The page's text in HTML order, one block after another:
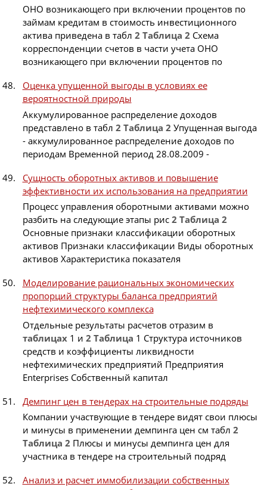
ОНО возникающего при включении процентов по
займам кредитам в стоимость инвестиционного
актива приведена в табл 2 Таблица 2 Схема
корреспонденции счетов в части учета ОНО
возникающего при включении процентов по
Оценка упущенной выгоды в условиях ее
вероятностной природы
Аккумулированное распределение доходов
представлено в табл 2 Таблица 2 Упущенная выгода
- аккумулированное распределение доходов по
периодам Временной период 28.08.2009 -
Сущность оборотных активов и повышение
эффективности их использования на предприятии
Процесс управления оборотными активами можно
разбить на следующие этапы рис 2 Таблица 2
Основные признаки классификации оборотных
активов Признаки классификации Виды оборотных
активов Характеристика показателя
Моделирование рациональных экономических
пропорций структуры баланса предприятий
нефтехимического комплекса
Отдельные результаты расчетов отразим в
таблицах1 и 2 Таблица 1 Структура источников
средств и коэффициенты ликвидности
нефтехимических предприятий Предприятия
Enterprises Собственный капитал
Демпинг цен в тендерах на строительные подряды
Компании участвующие в тендере видят свои плюсы
и минусы в применении демпинга цен см табл 2
Таблица 2 Плюсы и минусы демпинга цен для
участника в тендере на строительный подряд
Анализ и расчет иммобилизации собственных